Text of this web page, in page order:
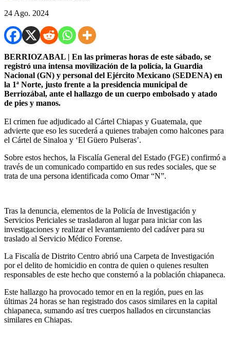
24 Ago. 2024
BERRIOZABAL | En las primeras horas de este sábado, se
registró una intensa movilización de la policía, la Guardia
Nacional (GN) y personal del Ejército Mexicano (SEDENA) en
la 1ª Norte, justo frente a la presidencia municipal de
Berriozábal, ante el hallazgo de un cuerpo embolsado y atado
de pies y manos.
El crimen fue adjudicado al Cártel Chiapas y Guatemala, que
advierte que eso les sucederá a quienes trabajen como halcones para
el Cártel de Sinaloa y ‘El Güero Pulseras’.
Sobre estos hechos, la Fiscalía General del Estado (FGE) confirmó a
través de un comunicado compartido en sus redes sociales, que se
trata de una persona identificada como Omar “N”.
Tras la denuncia, elementos de la Policía de Investigación y
Servicios Periciales se trasladaron al lugar para iniciar con las
investigaciones y realizar el levantamiento del cadáver para su
traslado al Servicio Médico Forense.
La Fiscalía de Distrito Centro abrió una Carpeta de Investigación
por el delito de homicidio en contra de quien o quienes resulten
responsables de este hecho que consternó a la población chiapaneca.
Este hallazgo ha provocado temor en en la región, pues en las
últimas 24 horas se han registrado dos casos similares en la capital
chiapaneca, sumando así tres cuerpos hallados en circunstancias
similares en Chiapas.